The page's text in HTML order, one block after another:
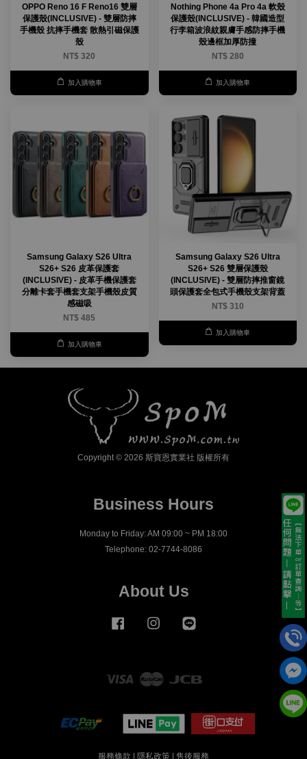
OPPO Reno 16 F Reno16 雙層
保護殼(INCLUSIVE) - 雙層防摔
手機殼 抗摔手機套 散熱引磁保護
殼
NT$ 320
加入購物車
Nothing Phone 4a Pro 4a 軟殼
保護殼(INCLUSIVE) - 韓國造型
行李箱波浪紋親膚手感防摔手機
殼邊框加厚防撞
NT$ 280
加入購物車
Samsung Galaxy S26 Ultra
S26+ S26 皮革保護套
(INCLUSIVE) - 皮革手機保護套
分離卡套手機套支架手機殼皮質
感磁吸
NT$ 485
加入購物車
Samsung Galaxy S26 Ultra
S26+ S26 雙層保護殼
(INCLUSIVE) - 雙層防摔推窗鏡
頭保護套全包式手機殼支架背蓋
NT$ 310
加入購物車
Copyright © 2026 斯寶恩實業社 版權所有
Business Hours
Monday to Friday: AM 09:00 ~ PM 18:00
Telephone: 02-7744-8086
About Us
Facebook Instagram
Visa Master
服務條款 隱私政策 售後服務